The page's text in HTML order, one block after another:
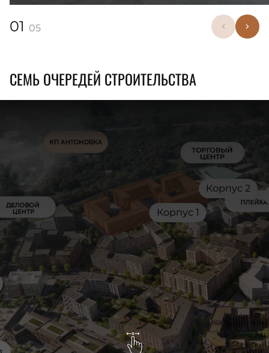
01 05
СЕМЬ ОЧЕРЕДЕЙ СТРОИТЕЛЬСТВА
Корпус 1
Корпус 2